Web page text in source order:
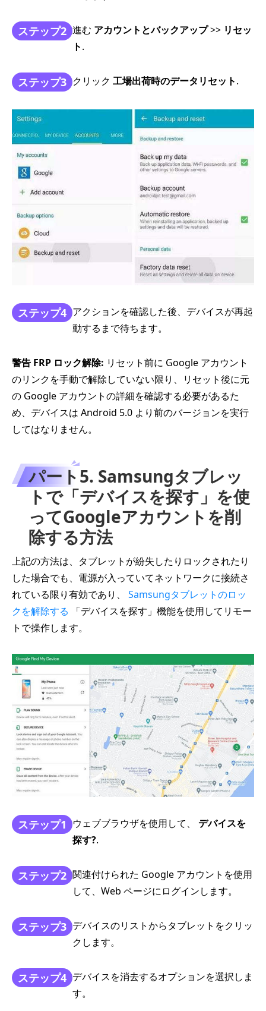
ステップ2 進む アカウントとバックアップ>> リセッ
ト.
ステップ3 クリック 工場出荷時のデータリセット.
ステップ4 アクションを確認した後、デバイスが再起
動するまで待ちます。
警告 FRP ロック解除: リセット前に Google アカウント
のリンクを手動で解除していない限り、リセット後に元
の Google アカウントの詳細を確認する必要があるた
め、デバイスは Android 5.0 より前のバージョンを実行
してはなりません。
パート5. Samsungタブレッ
トで「デバイスを探す」を使
ってGoogleアカウントを削
除する方法
上記の方法は、タブレットが紛失したりロックされたり
した場合でも、電源が入っていてネットワークに接続さ
れている限り有効であり、 Samsungタブレットのロッ
クを解除する 「デバイスを探す」機能を使用してリモー
トで操作します。
ステップ1 ウェブブラウザを使用して、 デバイスを
探す?.
ステップ2 関連付けられた Google アカウントを使用
して、Web ページにログインします。
ステップ3 デバイスのリストからタブレットをクリッ
クします。
ステップ4 デバイスを消去するオプションを選択しま
す。